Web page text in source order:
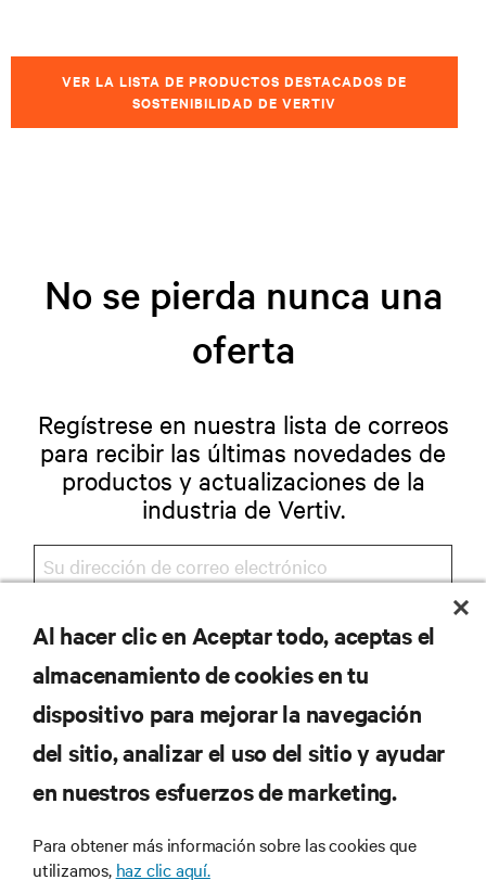
VER LA LISTA DE PRODUCTOS DESTACADOS DE
SOSTENIBILIDAD DE VERTIV
No se pierda nunca una
oferta
Regístrese en nuestra lista de correos
para recibir las últimas novedades de
productos y actualizaciones de la
industria de Vertiv.
REGISTRARSE
RECURSOS
Al hacer clic en Aceptar todo, aceptas el
almacenamiento de cookies en tu
dispositivo para mejorar la navegación
del sitio, analizar el uso del sitio y ayudar
en nuestros esfuerzos de marketing.
Para obtener más información sobre las cookies que
utilizamos, haz clic aquí.